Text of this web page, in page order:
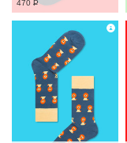
470 Р